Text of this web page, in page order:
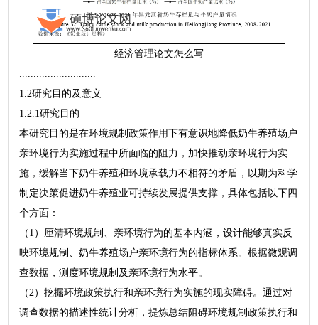
经济管理论文怎么写
1.2研究目的及意义
1.2.1研究目的
本研究目的是在环境规制政策作用下有意识地降低奶牛养殖场户
亲环境行为实施过程中所面临的阻力，加快推动亲环境行为实
施，缓解当下奶牛养殖和环境承载力不相符的矛盾，以期为科学
制定决策促进奶牛养殖业可持续发展提供支撑，具体包括以下四
个方面：
（1）厘清环境规制、亲环境行为的基本内涵，设计能够真实反
映环境规制、奶牛养殖场户亲环境行为的指标体系。根据微观调
查数据，测度环境规制及亲环境行为水平。
（2）挖掘环境政策执行和亲环境行为实施的现实障碍。通过对
调查数据的描述性统计分析，提炼总结阻碍环境规制政策执行和